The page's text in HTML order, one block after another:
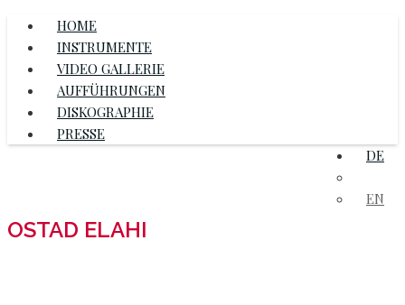
HOME
INSTRUMENTE
VIDEO GALLERIE
AUFFÜHRUNGEN
DISKOGRAPHIE
PRESSE
DE
EN
OSTAD ELAHI